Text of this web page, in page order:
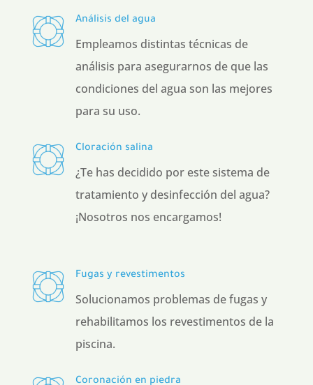
Análisis del agua
Empleamos distintas técnicas de
análisis para asegurarnos de que las
condiciones del agua son las mejores
para su uso.
Cloración salina
¿Te has decidido por este sistema de
tratamiento y desinfección del agua?
¡Nosotros nos encargamos!
Fugas y revestimentos
Solucionamos problemas de fugas y
rehabilitamos los revestimentos de la
piscina.
Coronación en piedra